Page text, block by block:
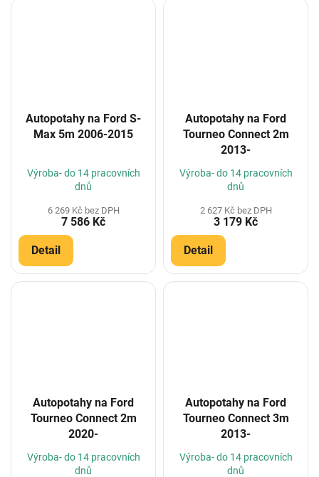
Autopotahy na Ford S-
Max 5m 2006-2015
Výroba- do 14 pracovních
dnů
6 269 Kč bez DPH
7 586 Kč
Detail
Autopotahy na Ford
Tourneo Connect 2m
2013-
Výroba- do 14 pracovních
dnů
2 627 Kč bez DPH
3 179 Kč
Detail
Autopotahy na Ford
Tourneo Connect 2m
2020-
Výroba- do 14 pracovních
dnů
Autopotahy na Ford
Tourneo Connect 3m
2013-
Výroba- do 14 pracovních
dnů